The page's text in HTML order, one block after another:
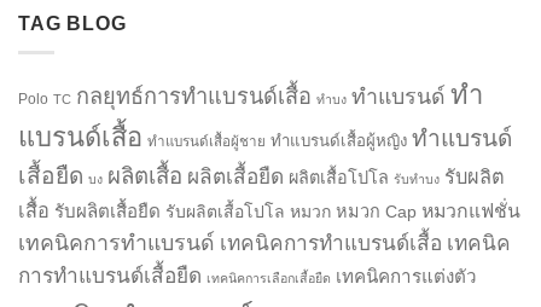
TAG BLOG
Polo TC กลยุทธ์การทำแบรนด์เสื้อ ทำบง ทำแบรนด์ ทำ
แบรนด์เสื้อ ทำแบรนด์เสื้อผู้ชาย ทำแบรนด์เสื้อผู้หญิง ทำแบรนด์
เสื้อยืด บง ผลิตเสื้อ ผลิตเสื้อยืด ผลิตเสื้อโปโล รับทำบง รับผลิต
เสื้อ รับผลิตเสื้อยืด รับผลิตเสื้อโปโล หมวก หมวก Cap หมวกแฟชั่น
เทคนิคการทำแบรนด์ เทคนิคการทำแบรนด์เสื้อ เทคนิค
การทำแบรนด์เสื้อยืด เทคนิคการเลือกเสื้อยืด เทคนิคการแต่งตัว